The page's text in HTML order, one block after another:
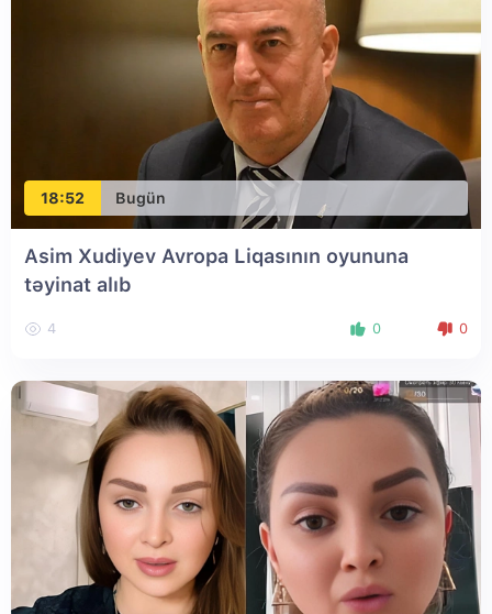
18:52 Bugün
Asim Xudiyev Avropa Liqasının oyununa
təyinat alıb
4 0 0